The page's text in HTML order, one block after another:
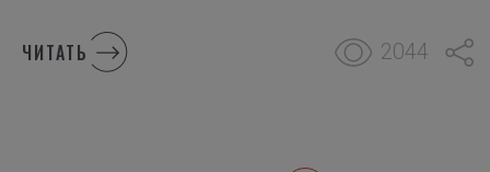
ЧИТАТЬ 2044